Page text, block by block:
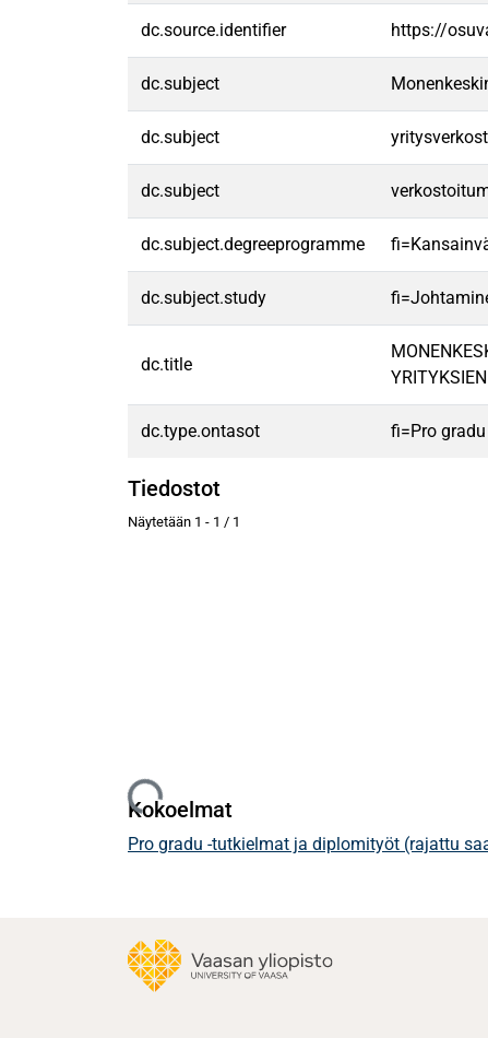
dc.source.identifier https://
dc.subject
dc.subject
dc.subject
dc.subject.degreeprogramme
dc.subject.study
dc.title
dc.type.ontasot fi=Pro
Tiedostot
Näytetään 1 - 1 / 1
Ladataan...
Kokoelmat
Pro gradu -tutkielmat ja diplomityöt (rajattu